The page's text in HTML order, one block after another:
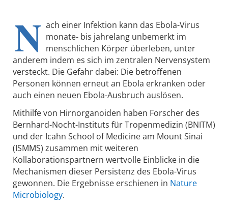
N ach einer Infektion kann das Ebola-Virus
monate- bis jahrelang unbemerkt im
menschlichen Körper überleben, unter
anderem indem es sich im zentralen Nervensystem
versteckt. Die Gefahr dabei: Die betroffenen
Personen können erneut an Ebola erkranken oder
auch einen neuen Ebola-Ausbruch auslösen.
Mithilfe von Hirnorganoiden haben Forscher des
Bernhard-Nocht-Instituts für Tropenmedizin (BNITM)
und der Icahn School of Medicine am Mount Sinai
(ISMMS) zusammen mit weiteren
Kollaborationspartnern wertvolle Einblicke in die
Mechanismen dieser Persistenz des Ebola-Virus
gewonnen. Die Ergebnisse erschienen in Nature
Microbiology.